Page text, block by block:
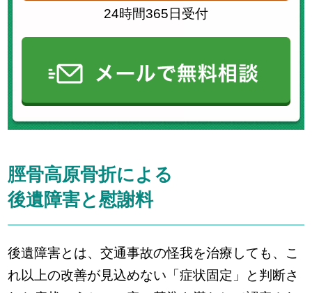
24時間365日受付
脛骨高原骨折による
後遺障害と慰謝料
後遺障害とは、交通事故の怪我を治療しても、こ
れ以上の改善が見込めない「症状固定」と判断さ